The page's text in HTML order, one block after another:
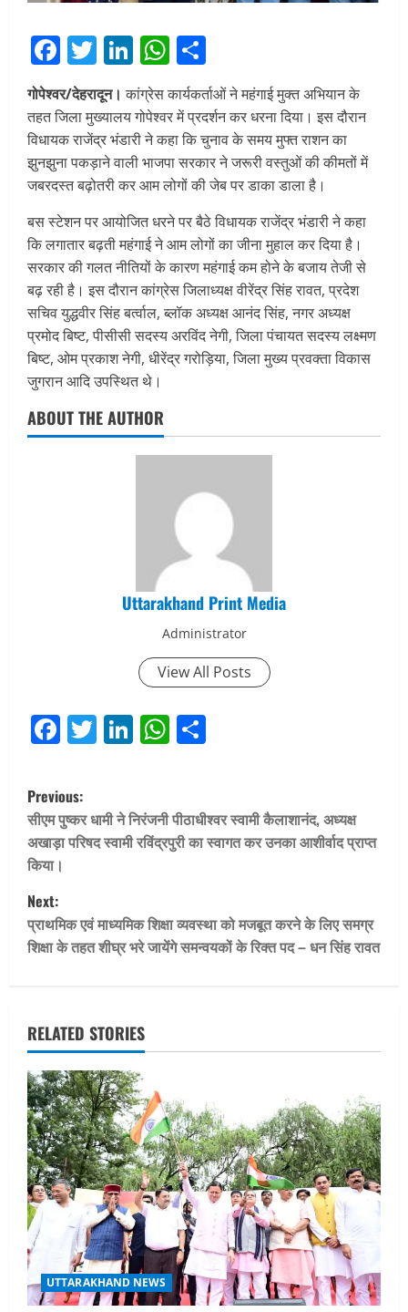
Facebook
Twitter
LinkedIn
WhatsApp
गोपेश्वर/देहरादून। कांग्रेस कार्यकर्ताओं ने महंगाई मुक्त अभियान के
तहत जिला मुख्यालय गोपेश्वर में प्रदर्शन कर धरना दिया। इस दौरान
विधायक राजेंद्र भंडारी ने कहा कि चुनाव के समय मुफ्त राशन का
झुनझुना पकड़ाने वाली भाजपा सरकार ने जरूरी वस्तुओं की कीमतों में
जबरदस्त बढ़ोतरी कर आम लोगों की जेब पर डाका डाला है।
बस स्टेशन पर आयोजित धरने पर बैठे विधायक राजेंद्र भंडारी ने कहा
कि लगातार बढ़ती महंगाई ने आम लोगों का जीना मुहाल कर दिया है।
सरकार की गलत नीतियों के कारण महंगाई कम होने के बजाय तेजी से
बढ़ रही है। इस दौरान कांग्रेस जिलाध्यक्ष वीरेंद्र सिंह रावत, प्रदेश
सचिव युद्धवीर सिंह बर्त्वाल, ब्लॉक अध्यक्ष आनंद सिंह, नगर अध्यक्ष
प्रमोद बिष्ट, पीसीसी सदस्य अरविंद नेगी, जिला पंचायत सदस्य लक्ष्मण
बिष्ट, ओम प्रकाश नेगी, धीरेंद्र गरोड़िया, जिला मुख्य प्रवक्ता विकास
जुगरान आदि उपस्थित थे।
ABOUT THE AUTHOR
Uttarakhand Print Media
Administrator
View All Posts
Facebook
Twitter
LinkedIn
WhatsApp
P
o
s
t
n
v
i
g
a
t
i
o
n
Previous:
सीएम पुष्कर धामी ने निरंजनी पीठाधीश्वर स्वामी कैलाशानंद, अध्यक्ष
अखाड़ा परिषद स्वामी रविंद्रपुरी का स्वागत कर उनका आशीर्वाद प्राप्त
किया।
Next:
प्राथमिक एवं माध्यमिक शिक्षा व्यवस्था को मजबूत करने के लिए समग्र
शिक्षा के तहत शीघ्र भरे जायेंगे समन्वयकों के रिक्त पद – धन सिंह रावत
RELATED STORIES
UTTARAKHAND NEWS